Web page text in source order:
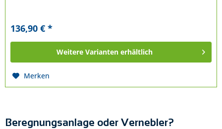
136,90 € *
Weitere Varianten erhältlich
Merken
Beregnungsanlage oder Vernebler?